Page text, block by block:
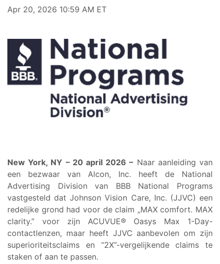
Apr 20, 2026 10:59 AM ET
New York, NY – 20 april 2026 – Naar aanleiding van
een bezwaar van Alcon, Inc. heeft de National
Advertising Division van BBB National Programs
vastgesteld dat Johnson Vision Care, Inc. (JJVC) een
redelijke grond had voor de claim „MAX comfort. MAX
clarity.” voor zijn ACUVUE® Oasys Max 1-Day-
contactlenzen, maar heeft JJVC aanbevolen om zijn
superioriteitsclaims en “2X”-vergelijkende claims te
staken of aan te passen.